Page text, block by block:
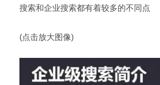
搜索和企业搜索都有着较多的不同点
(点击放大图像)